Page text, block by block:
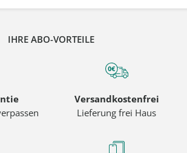
IHRE ABO-VORTEILE
Versandkostenfrei
Lieferung frei Haus